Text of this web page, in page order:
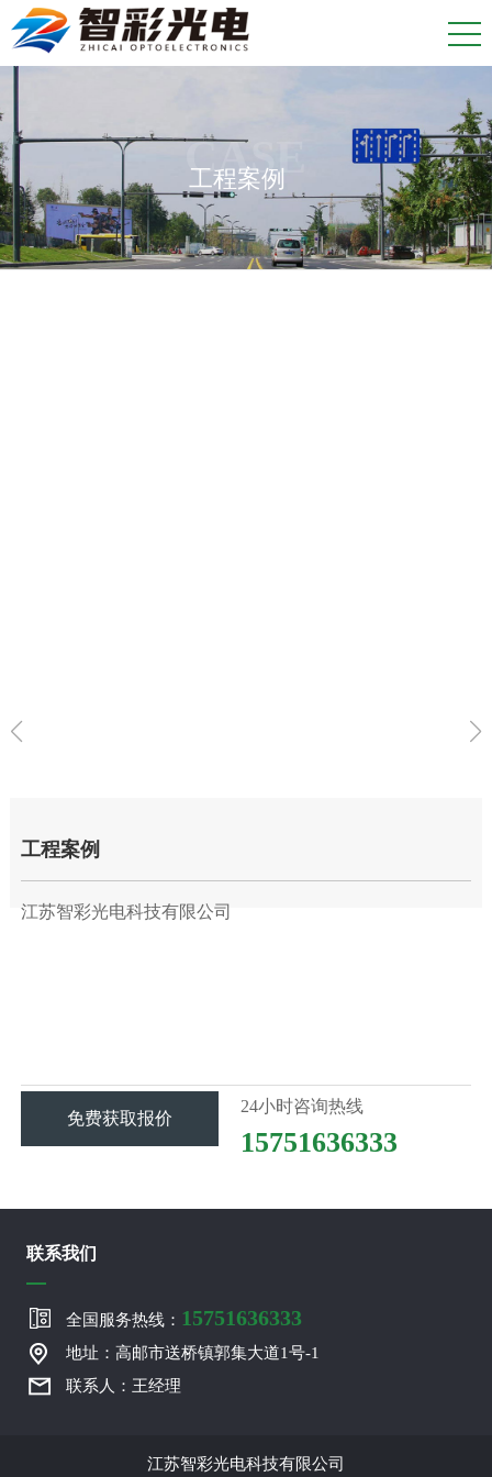
CASE
工程案例
工程案例
江苏智彩光电科技有限公司
免费获取报价
24小时咨询热线
15751636333
联系我们
全国服务热线： 15751636333
地址：高邮市送桥镇郭集大道1号-1
联系人：王经理
江苏智彩光电科技有限公司